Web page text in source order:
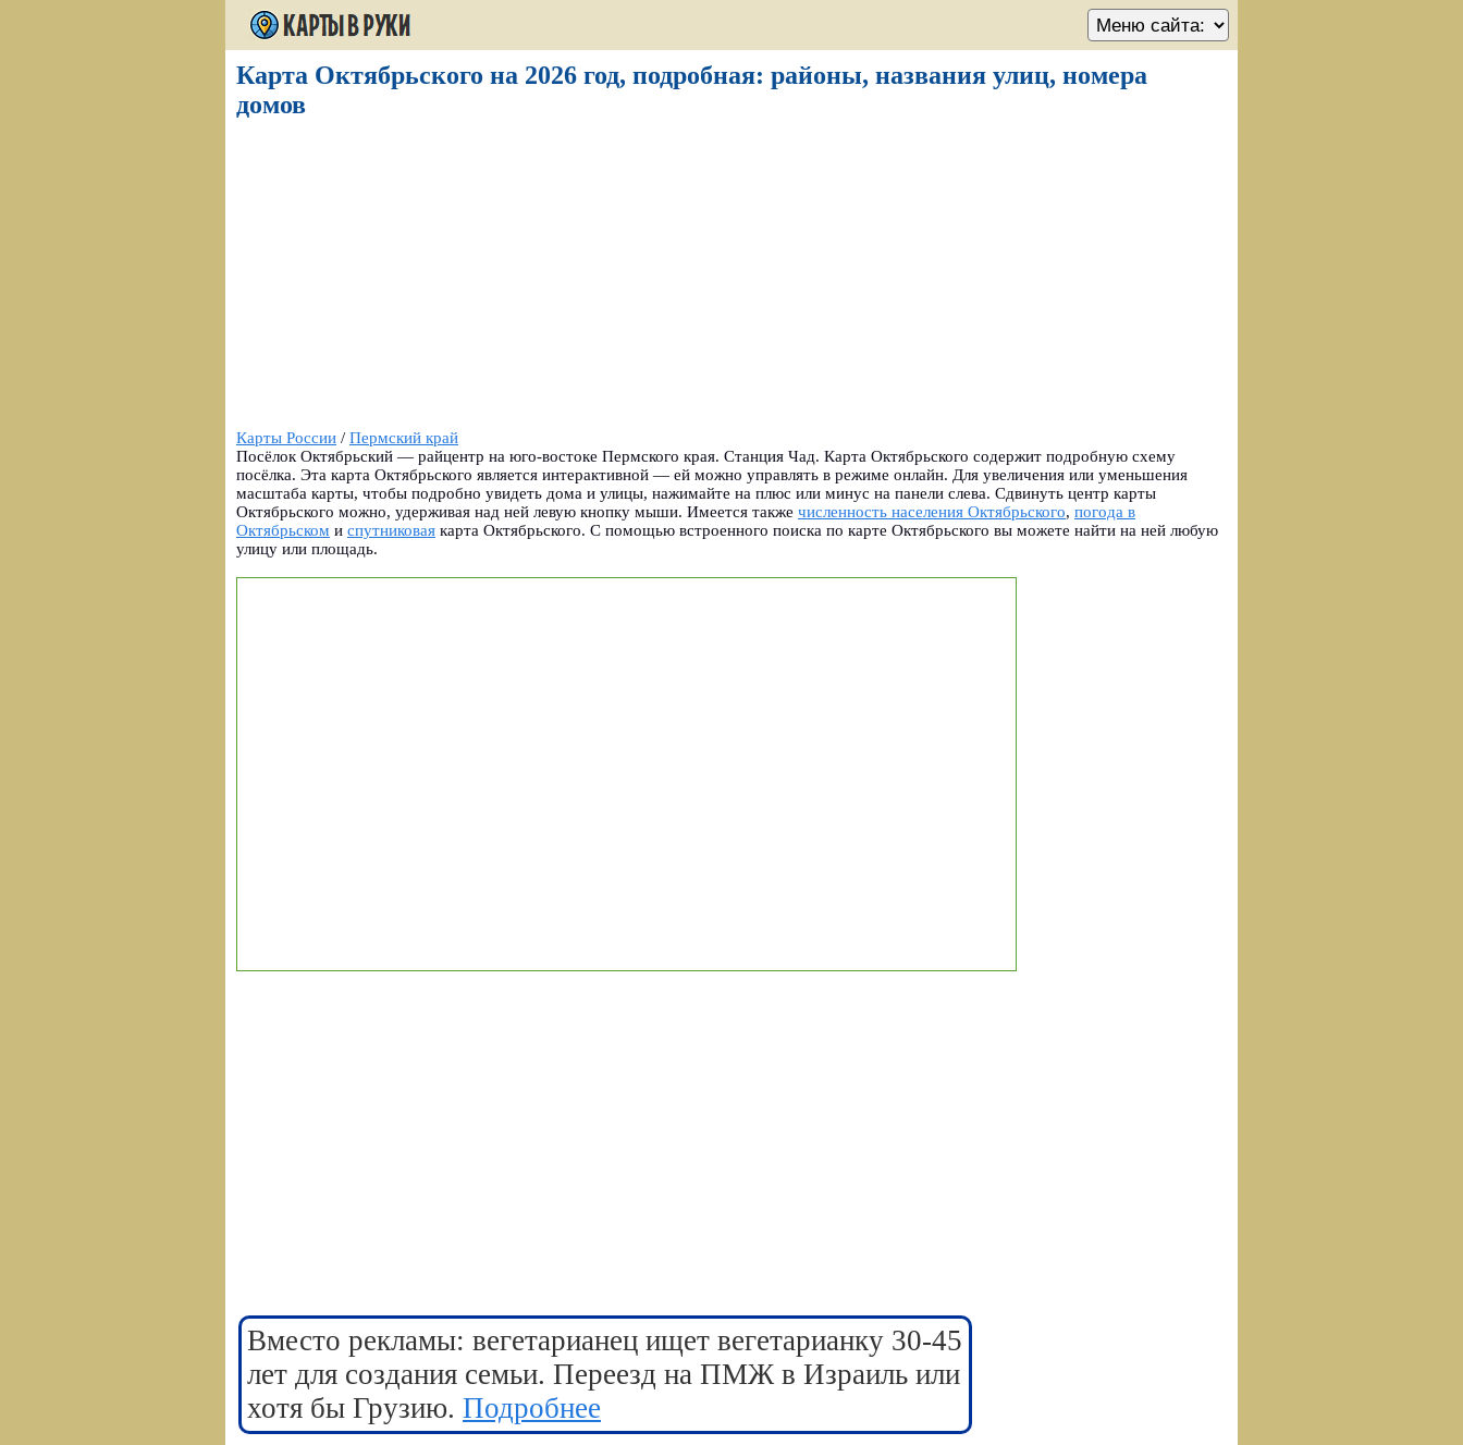
Карта Октябрьского на 2026 год, подробная: районы, названия улиц, номера
домов
Карты России / Пермский край
Посёлок Октябрьский — райцентр на юго-востоке Пермского края. Станция Чад. Карта Октябрьского содержит подробную схему
посёлка. Эта карта Октябрьского является интерактивной — ей можно управлять в режиме онлайн. Для увеличения или уменьшения
масштаба карты, чтобы подробно увидеть дома и улицы, нажимайте на плюс или минус на панели слева. Сдвинуть центр карты
Октябрьского можно, удерживая над ней левую кнопку мыши. Имеется также численность населения Октябрьского, погода в
Октябрьском и спутниковая карта Октябрьского. С помощью встроенного поиска по карте Октябрьского вы можете найти на ней любую
улицу или площадь.
Вместо рекламы: вегетарианец ищет вегетарианку 30-45
лет для создания семьи. Переезд на ПМЖ в Израиль или
хотя бы Грузию. Подробнее